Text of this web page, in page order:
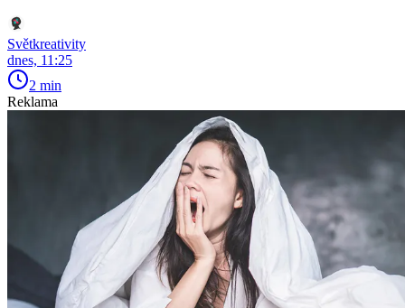
Světkreativity
dnes, 11:25
2 min
Reklama